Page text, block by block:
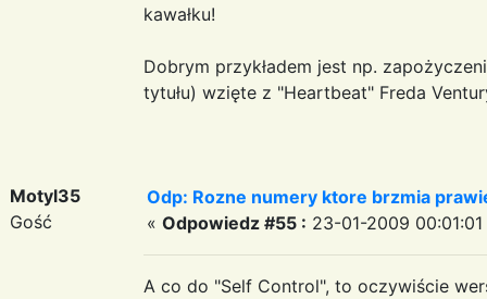
kawałku!
Dobrym przykładem jest np.
tytułu) wzięte z "Heartbeat" Freda
Motyl35
Gość
Odp: Rozne numery ktore brzmia
« Odpowiedz #55 : 23-01-2009 00:01:01
A co do "Self Control", to oczywiście